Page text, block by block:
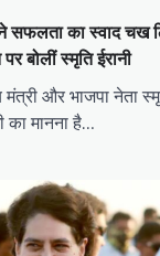
सफलता का स्वाद चख
बोलीं स्मृति ईरानी
मंत्री और भाजपा नेता
का मानना ​​​​है…